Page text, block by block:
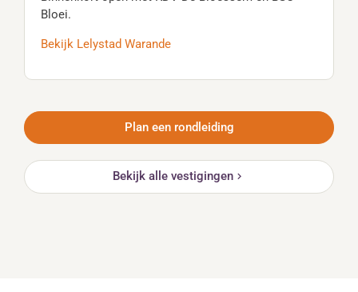
Bloei.
Bekijk Lelystad Warande
Plan een rondleiding
Bekijk alle vestigingen